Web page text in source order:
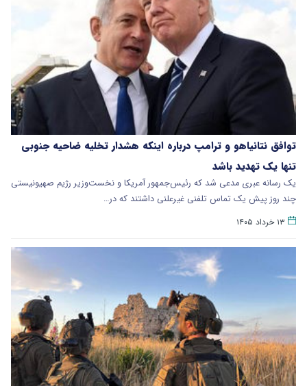
توافق نتانیاهو و ترامپ درباره اینکه هشدار تخلیه ضاحیه جنوبی
تنها یک تهدید باشد
یک رسانه عبری مدعی شد که رئیس‌جمهور آمریکا و نخست‌وزیر رژیم صهیونیستی
چند روز پیش یک تماس تلفنی غیرعلنی داشتند که در…
۱۳ خرداد ۱۴۰۵